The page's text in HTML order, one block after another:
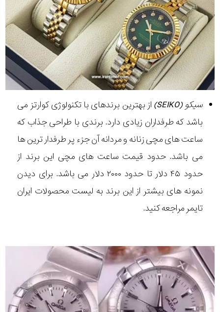
سیکو (SEIKO)
از بهترین برندهای با تکنولوژی کوارتز می
باشد که طرفداران زیادی دارد. برندی با طراحی جذاب که
ساعت های مچی زنانه و مردانه آن جزء پر طرفدار ترین ها
می باشد. حدود قیمت ساعت های مچی این برند از
حدود ۴۵ دلار تا حدود ۲۰۰۰ دلار می باشد. برای دیدن
نمونه های بیشتر از این برند به لیست محصولات ایران
تایمر مراجعه کنید.